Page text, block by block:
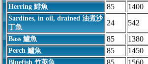
Herring 鯡魚 85 1400
Sardines, in oil, drained 油煮沙
丁魚
24 542
Bass 鱸魚 85 1380
Perch 鱸魚 85 1450
Bluefish 竹莢魚